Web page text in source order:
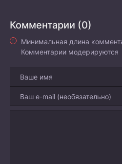
Комментарии (0)
Минимальная длина
Комментарии модерируются